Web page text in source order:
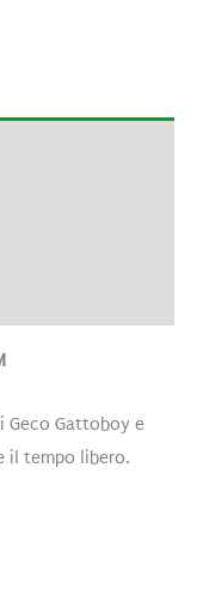
Gattoboy e
il tempo libero.